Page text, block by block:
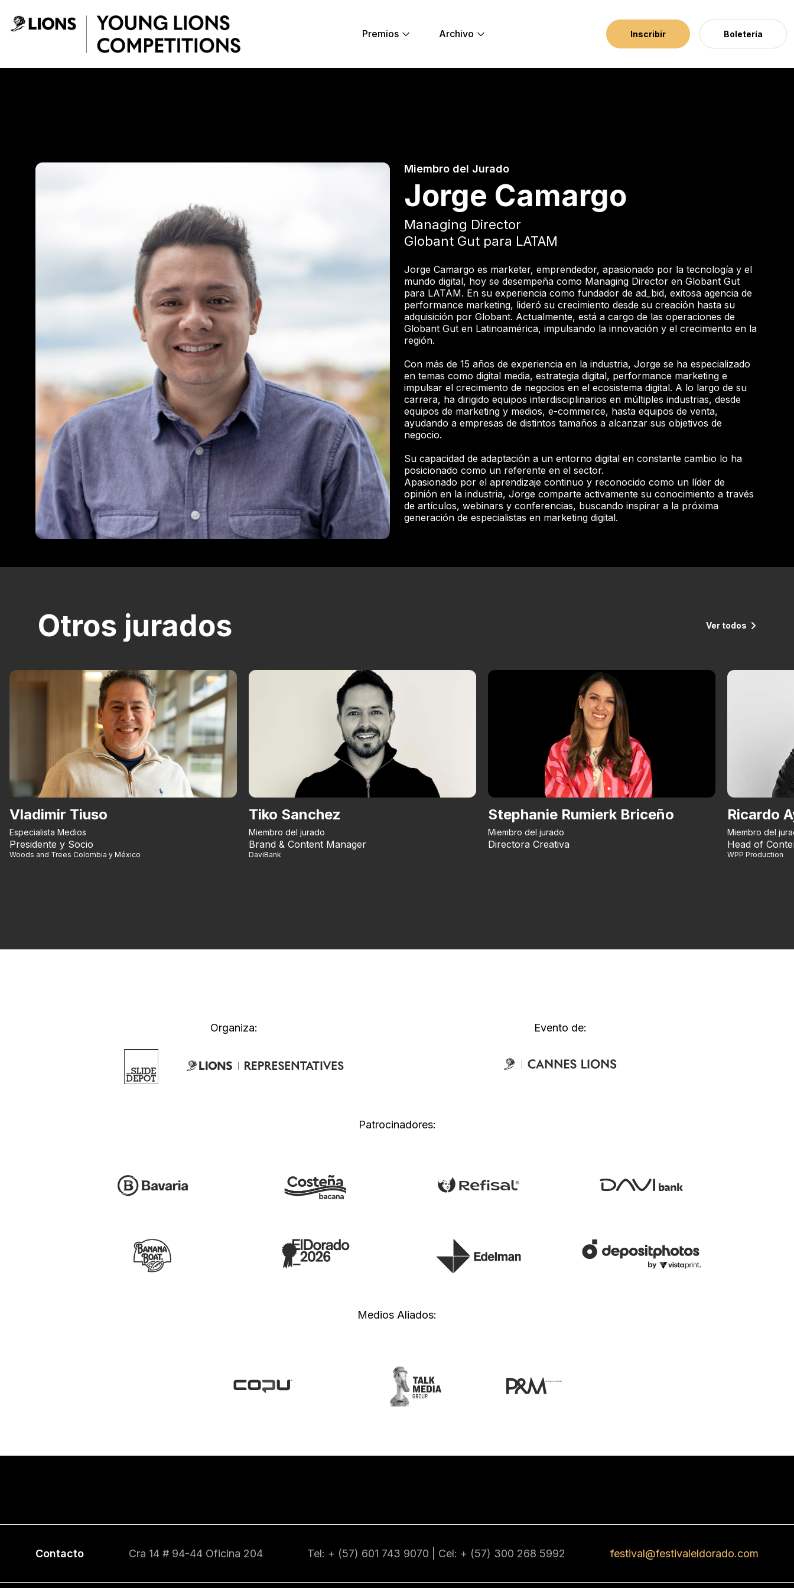
Premios
Archivo Inscribir Boletería
Miembro del Jurado
Jorge Camargo
Managing Director
Globant Gut para LATAM
Jorge Camargo es marketer, emprendedor, apasionado por la tecnología y el
mundo digital, hoy se desempeña como Managing Director en Globant Gut
para LATAM. En su experiencia como fundador de ad_bid, exitosa agencia de
performance marketing, lideró su crecimiento desde su creación hasta su
adquisición por Globant. Actualmente, está a cargo de las operaciones de
Globant Gut en Latinoamérica, impulsando la innovación y el crecimiento en la
región.
Con más de 15 años de experiencia en la industria, Jorge se ha especializado
en temas como digital media, estrategia digital, performance marketing e
impulsar el crecimiento de negocios en el ecosistema digital. A lo largo de su
carrera, ha dirigido equipos interdisciplinarios en múltiples industrias, desde
equipos de marketing y medios, e-commerce, hasta equipos de venta,
ayudando a empresas de distintos tamaños a alcanzar sus objetivos de
negocio.
Su capacidad de adaptación a un entorno digital en constante cambio lo ha
posicionado como un referente en el sector.
Apasionado por el aprendizaje continuo y reconocido como un líder de
opinión en la industria, Jorge comparte activamente su conocimiento a través
de artículos, webinars y conferencias, buscando inspirar a la próxima
generación de especialistas en marketing digital.
Otros jurados Ver todos
Vladimir Tiuso
Especialista Medios
Presidente y Socio
Woods and Trees Colombia y México
Tiko Sanchez
Miembro del jurado
Brand & Content Manager
DaviBank
Stephanie Rumierk Briceño
Miembro del jurado
Directora Creativa
Ricardo
Miembro del
Head of
WPP Production
Organiza: Evento de:
Patrocinadores:
Medios Aliados:
Contacto Cra 14 # 94-44 Oficina 204 Tel: + (57) 601 743 9070 | Cel: + (57) 300 268 5992 festival@festivaleldorado.com